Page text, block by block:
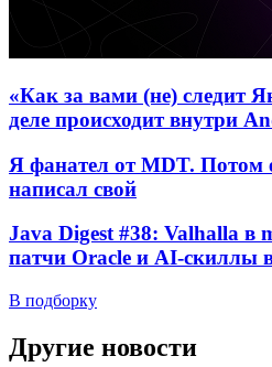
«Как за вами (не) следит
деле происходит внутри
Я фанател от MDT. Потом
написал свой
Java Digest #38: Valhalla в
патчи Oracle и AI-скиллы
В подборку
Другие новости